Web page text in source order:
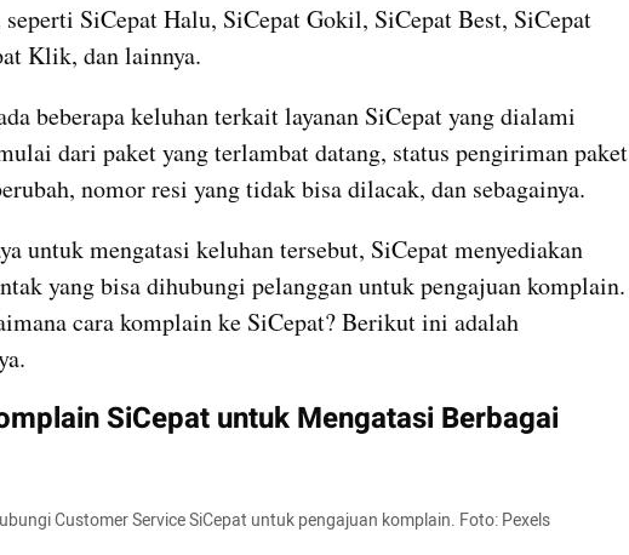
SiCepat Halu, SiCepat Gokil, SiCepat Best, SiCepat
Klik, dan lainnya.
beberapa keluhan terkait layanan SiCepat yang dialami
dari paket yang terlambat datang, status pengiriman paket
nomor resi yang tidak bisa dilacak, dan sebagainya.
untuk mengatasi keluhan tersebut, SiCepat menyediakan
yang bisa dihubungi pelanggan untuk pengajuan komplain.
cara komplain ke SiCepat? Berikut ini adalah
SiCepat untuk Mengatasi Berbagai
Customer Service SiCepat untuk pengajuan komplain. Foto: Pexels